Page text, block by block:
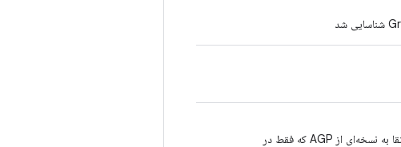
استودیو باید لیست مخزن را به‌روزرسانی کند تا google() را قبل از ارتقا به نسخه‌ای از AGP که فقط در